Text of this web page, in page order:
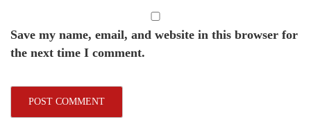
Save my name, email, and website in this browser for
the next time I comment.